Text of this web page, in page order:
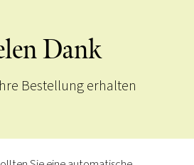
Dank
Bestellung erhalten